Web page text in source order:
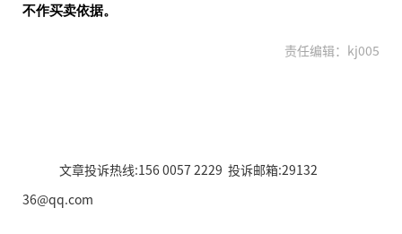
不作买卖依据。
责任编辑：kj005
文章投诉热线:156 0057 2229 投诉邮箱:29132
36@qq.com